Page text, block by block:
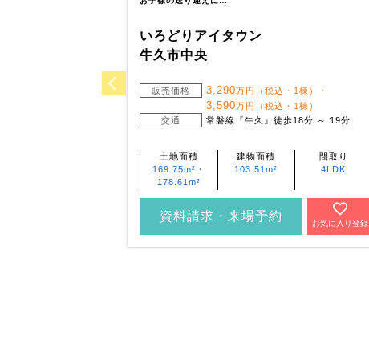
いろどりアイタウン
牛久市中央
販売価格 3,290万円（税込・1棟）・
3,590万円（税込・1棟）
交通
常磐線『牛久』徒歩18分 ～ 19分
土地面積
169.75m²・
178.61m²
建物面積
103.51m²
間取り
4LDK
資料請求・来場予約
お気に入り登録